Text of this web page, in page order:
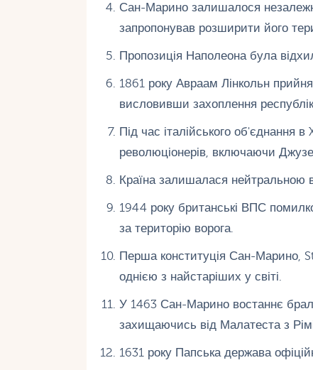
Сан-Марино залишалося
запропонував розширити його
Пропозиція Наполеона була
1861 року Авраам Лінкольн
висловивши захоплення
Під час італійського об'єднання
революціонерів, включаючи
Країна залишалася нейтральною
1944 року британські ВПС
за територію ворога.
Перша конституція Сан-Марино,
однією з найстаріших у світі.
У 1463 Сан-Марино востаннє
захищаючись від Малатеста з
1631 року Папська держава